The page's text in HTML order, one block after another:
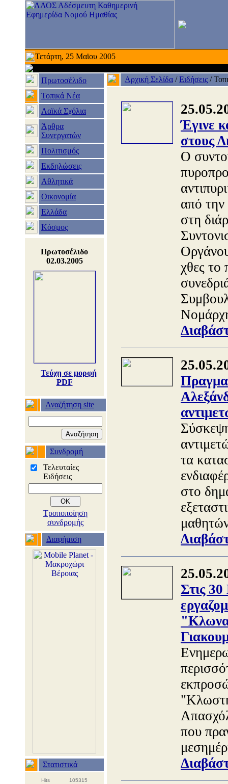
Τετάρτη, 25 Μαϊου 2005
Πρωτοσέλιδο
Τοπικά Νέα
Λαϊκά Σχόλια
Άρθρα
Συνεργατών
Πολιτισμός
Εκδηλώσεις
Αθλητικά
Οικονομία
Ελλάδα
Κόσμος
Πρωτοσέλιδο
02.03.2005
Τεύχη σε μορφή
PDF
Αναζήτηση site
Συνδρομή
Τελευταίες
Ειδήσεις
Τροποποίηση
συνδρομής
Διαφήμιση
Στατιστικά
Hits
105315
Αρχική Σελίδα /Ειδήσεις /
Έγινε
στους
Ο
από την
στη
χθες το
τα
στο
Στις
που